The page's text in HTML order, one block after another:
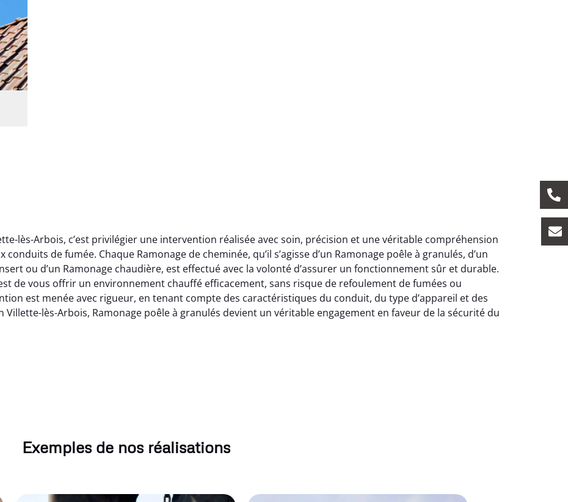
lès-Arbois, c’est privilégier une intervention réalisée avec soin, précision et une véritable compréhension
de fumée. Chaque Ramonage de cheminée, qu’il s’agisse d’un Ramonage poêle à granulés, d’un
ou d’un Ramonage chaudière, est effectué avec la volonté d’assurer un fonctionnement sûr et durable.
de vous offrir un environnement chauffé efficacement, sans risque de refoulement de fumées ou
est menée avec rigueur, en tenant compte des caractéristiques du conduit, du type d’appareil et des
Villette-lès-Arbois, Ramonage poêle à granulés devient un véritable engagement en faveur de la sécurité du
Exemples de nos réalisations